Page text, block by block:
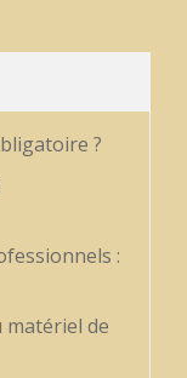
?
:
de